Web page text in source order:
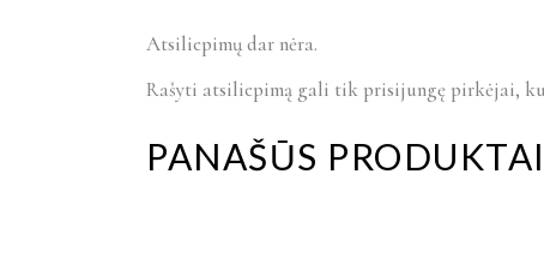
Atsiliepimų dar nėra.
Rašyti atsiliepimą gali tik prisijungę pirkėjai,
PANAŠŪS PRODUKTAI